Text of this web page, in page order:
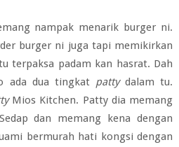
nampak menarik burger ni.
burger ni juga tapi memikirkan
terpaksa padam kan hasrat. Dah
ada dua tingkat patty dalam tu.
Mios Kitchen. Patty dia memang
dan memang kena dengan
bermurah hati kongsi dengan